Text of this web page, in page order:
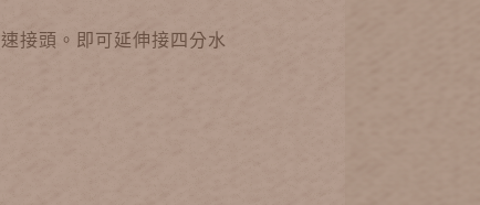
接頭。即可延伸接四分水